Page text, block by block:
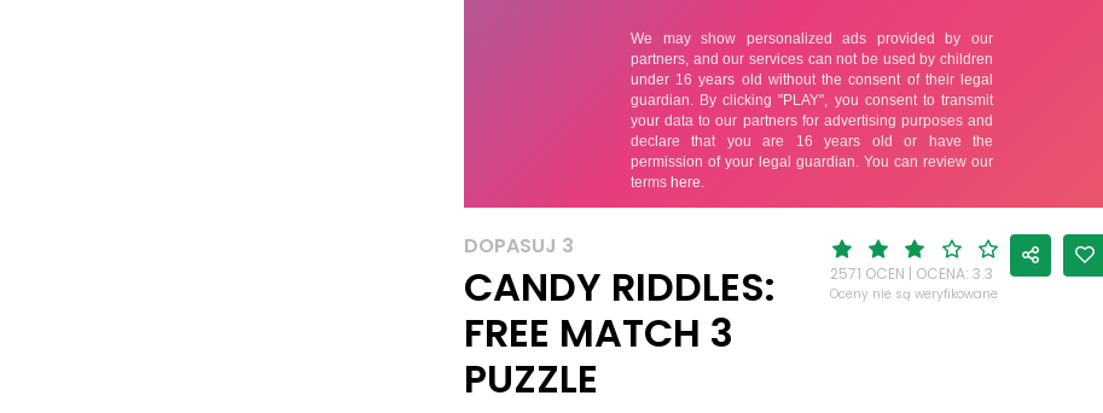
DOPASUJ 3
CANDY RIDDLES:
FREE MATCH 3
PUZZLE
2571 OCEN | OCENA: 3.3
Oceny nie są weryfikowane